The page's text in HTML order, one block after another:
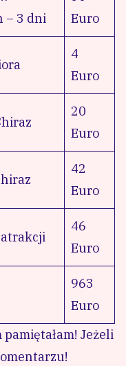
– 3 dni
Euro
4
Euro
20
Euro
42
Euro
46
Euro
963
Euro
Jeżeli